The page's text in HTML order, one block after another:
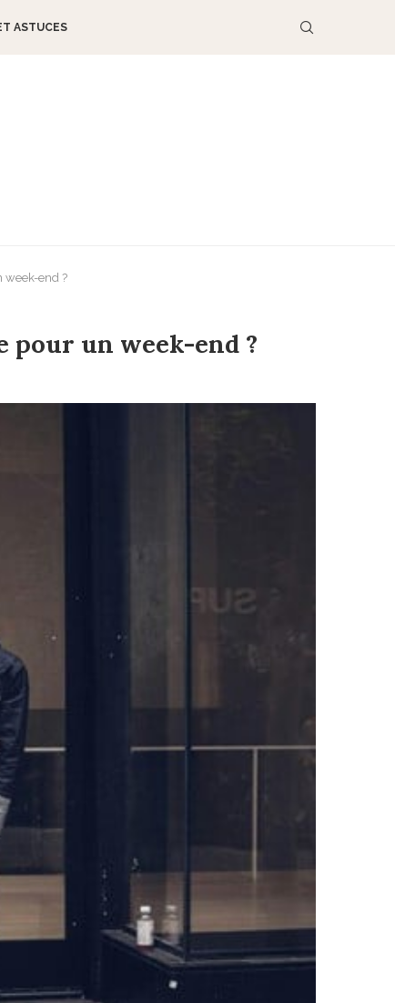
ASTUCES
week-end ?
pour un week-end ?